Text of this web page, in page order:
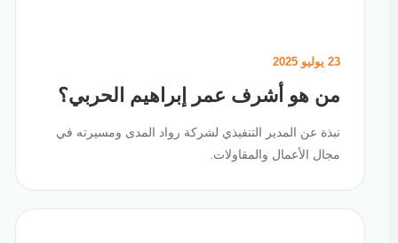
23 يوليو 2025
من هو أشرف عمر إبراهيم الحربي؟
نبذة عن المدير التنفيذي لشركة رواد المدى ومسيرته في
مجال الأعمال والمقاولات.